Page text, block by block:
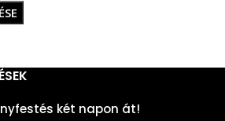
két napon át!